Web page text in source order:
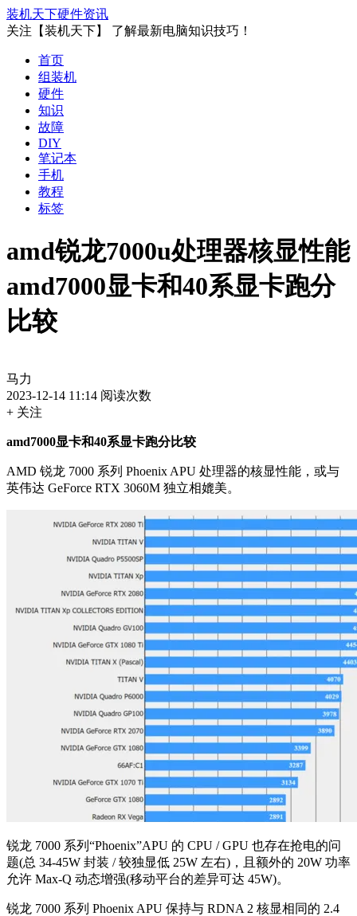
装机天下硬件资讯
关注【装机天下】 了解最新电脑知识技巧！
首页
组装机
硬件
知识
故障
DIY
笔记本
手机
教程
标签
amd锐龙7000u处理器核显性能
amd7000显卡和40系显卡跑分
比较
马力
2023-12-14 11:14 阅读次数
+ 关注
amd7000显卡和40系显卡跑分比较
AMD 锐龙 7000 系列 Phoenix APU 处理器的核显性能，或与
英伟达 GeForce RTX 3060M 独立相媲美。
锐龙 7000 系列“Phoenix”APU 的 CPU / GPU 也存在抢电的问
题(总 34-45W 封装 / 较独显低 25W 左右)，且额外的 20W 功率
允许 Max-Q 动态增强(移动平台的差异可达 45W)。
锐龙 7000 系列 Phoenix APU 保持与 RDNA 2 核显相同的 2.4